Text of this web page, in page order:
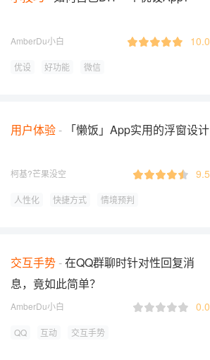
AmberDu小白 10.0
优设 好功能 微信
用户体验 「懒饭」App实用的浮窗设计
柯基?芒果没空 9.5
人性化 快捷方式 情境预判
交互手势 在QQ群聊时针对性回复消
息，竟如此简单？
AmberDu小白 0.0
QQ 互动 交互手势